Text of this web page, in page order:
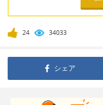
24 34033
シェア